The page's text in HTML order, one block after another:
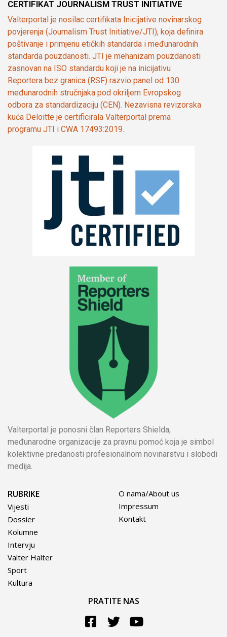
CERTIFIKAT JOURNALISM TRUST INITIATIVE
Valterportal je nosilac certifikata Inicijative novinarskog
povjerenja (Journalism Trust Initiative/JTI), koja definira
poštivanje i primjenu etičkih standarda i međunarodnih
standarda pouzdanosti. JTI je mehanizam pouzdanosti
zasnovan na ISO standardu koji je na inicijativu
Reportera bez granica (RSF) razvio panel od 130
međunarodnih stručnjaka pod okriljem Evropskog
odbora za standardizaciju (CEN). Nezavisna revizorska
kuća Deloitte je certificirala Valterportal prema
programu JTI i CWA 17493:2019.
Valterportal je ponosni član Reporters Shielda,
međunarodne organizacije za pravnu pomoć koja je simbol
kolektivne predanosti profesionalnom novinarstvu i slobodi
medija.
RUBRIKE
Vijesti
Dossier
Kolumne
Intervju
Valter Halter
Sport
Kultura
O nama/About us
Impressum
Kontakt
PRATITE NAS